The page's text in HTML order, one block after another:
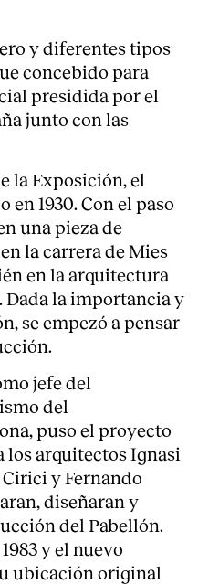
y diferentes tipos
concebido para
presidida por el
junto con las
la Exposición, el
1930. Con el paso
una pieza de
la carrera de Mies
en la arquitectura
Dada la importancia y
se empezó a pensar
jefe del
del
puso el proyecto
los arquitectos Ignasi
y Fernando
diseñaran y
del Pabellón.
y el nuevo
ubicación original